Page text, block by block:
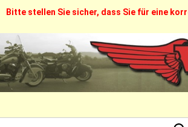
Bitte stellen Sie sicher, dass Sie für eine